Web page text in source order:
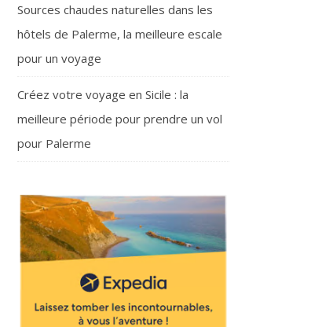
Sources chaudes naturelles dans les
hôtels de Palerme, la meilleure escale
pour un voyage
Créez votre voyage en Sicile : la
meilleure période pour prendre un vol
pour Palerme